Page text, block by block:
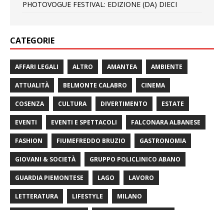
PHOTOVOGUE FESTIVAL: EDIZIONE (DA) DIECI
CATEGORIE
AFFARI LEGALI ALTRO AMANTEA AMBIENTE
ATTUALITÀ BELMONTE CALABRO CINEMA
COSENZA CULTURA DIVERTIMENTO ESTATE
EVENTI EVENTI E SPETTACOLI FALCONARA ALBANESE
FASHION FIUMEFREDDO BRUZIO GASTRONOMIA
GIOVANI & SOCIETÀ GRUPPO POLICLINICO ABANO
GUARDIA PIEMONTESE LAGO LAVORO
LETTERATURA LIFESTYLE MILANO